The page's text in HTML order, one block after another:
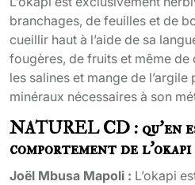
branchages, de feuilles et de
cueillir haut à l’aide de sa
fougères, de fruits et même
les salines et mange de
minéraux nécessaires à son
NATUREL CD : qu’en
comportement de
Joël Mbusa Mapoli : L’okapi